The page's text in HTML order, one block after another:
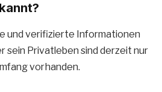
und verifizierte Informationen
sein Privatleben sind derzeit nur
vorhanden.